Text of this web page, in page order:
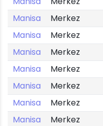
Manisa
Merkez
Manisa
Merkez
Manisa
Merkez
Manisa
Merkez
Manisa
Merkez
Manisa
Merkez
Manisa
Merkez